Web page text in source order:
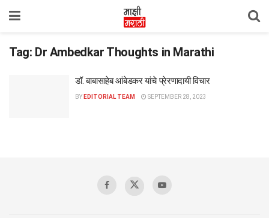
Tag: Dr Ambedkar Thoughts in Marathi
डॉ. बाबासाहेब आंबेडकर यांचे प्रेरणादायी विचार
BY EDITORIAL TEAM SEPTEMBER 28, 2023